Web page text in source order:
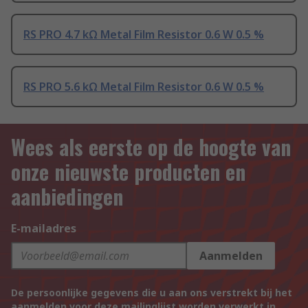
RS PRO 4.7 kΩ Metal Film Resistor 0.6 W 0.5 %
RS PRO 5.6 kΩ Metal Film Resistor 0.6 W 0.5 %
Wees als eerste op de hoogte van
onze nieuwste producten en
aanbiedingen
E-mailadres
Aanmelden
De persoonlijke gegevens die u aan ons verstrekt bij het